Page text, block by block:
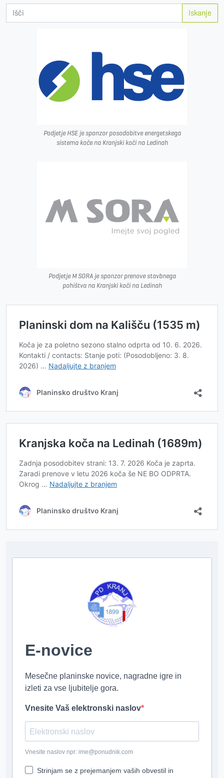
Iskanje
Podjetje HSE je sponzor posodobitve energetskega
sistema koče na Kranjski koči na Ledinah
Podjetje M SORA je sponzor prenove stavbnega
pohištva na Kranjski koči na Ledinah
E-novice
Mesečne planinske novice, nagradne igre in
izleti za vse ljubitelje gora.
Vnesite Vaš elektronski naslov
Vnesite naslov npr: ime@ponudnik.com
Strinjam se z prejemanjem vaših obvestil in